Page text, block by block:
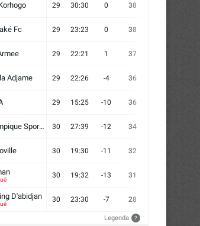
29 30:30 0 38
Fc 29 23:23 0 38
29 22:21 1 37
Adjame 29 22:26 -4 36
29 15:25 -10 36
Olympique Sport d'Abobo FC 30 27:39 -12 34
30 19:30 -11 32
30 19:32 -13 31
D'abidjan 30 23:30 -7 28
Legenda ?